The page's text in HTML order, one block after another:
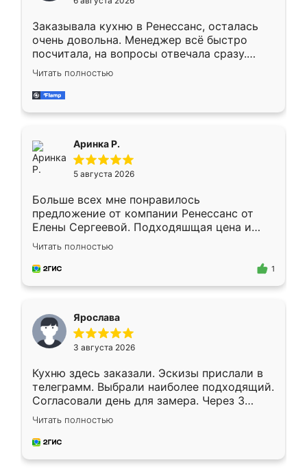
мебели буду заказывать только здесь.
Заказывала кухню в Ренессанс, осталась
очень довольна. Менеджер всё быстро
посчитала, на вопросы отвечала сразу.
Замерщик приехал в субботу, подошёл к
делу со всей ответственностью. Собрали
за день, ребята работали аккуратно, даже
Читать полностью
Аринка Р.
5 августа 2026
Больше всех мне понравилось
предложение от компании Ренессанс от
Елены Сергеевой. Подходяшщая цена и
короткие сроки изготовления. Приехавший
для замера сотрудник Владислав
предложил по моему эскизу самый
Читать полностью
1
Ярослава
3 августа 2026
Кухню здесь заказали. Эскизы прислали в
телеграмм. Выбрали наиболее подходящий.
Согласовали день для замера. Через 3
недели кухня была уже готова. Остались
довольны работой. Спасибо Ренессанс
мебель за качественную работу!
Читать полностью